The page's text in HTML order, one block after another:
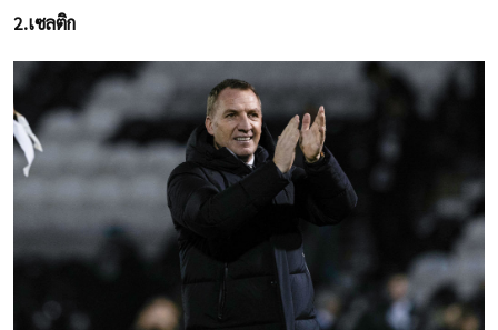
2.เซลติก